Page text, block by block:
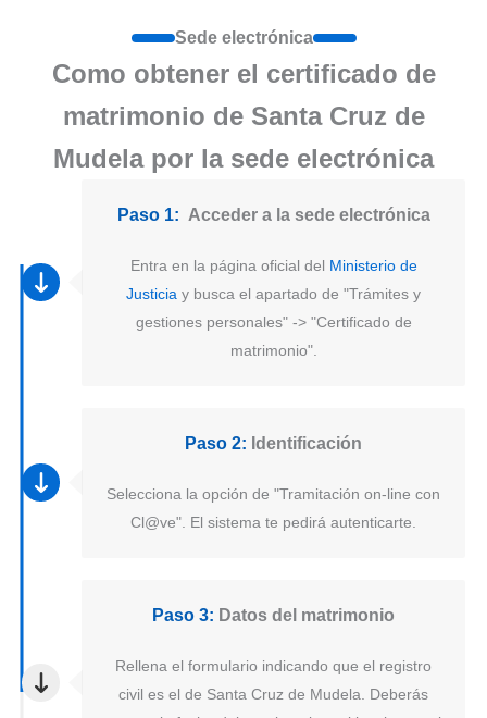
Sede electrónica
Como obtener el certificado de
matrimonio de Santa Cruz de
Mudela por la sede electrónica
Paso 1: Acceder a la sede electrónica
Entra en la página oficial del Ministerio de
Justicia y busca el apartado de "Trámites y
gestiones personales" -> "Certificado de
matrimonio".
Paso 2: Identificación
Selecciona la opción de "Tramitación on-line con
Cl@ve". El sistema te pedirá autenticarte.
Paso 3: Datos del matrimonio
Rellena el formulario indicando que el registro
civil es el de Santa Cruz de Mudela. Deberás